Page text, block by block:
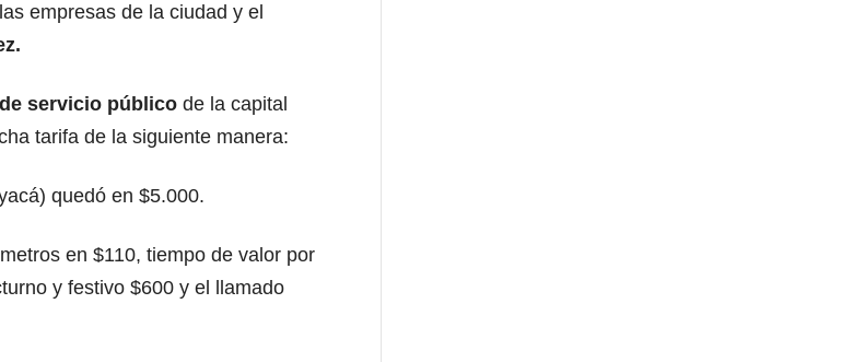
empresas de la ciudad y el
servicio público de la capital
tarifa de la siguiente manera:
quedó en $5.000.
en $110, tiempo de valor por
y festivo $600 y el llamado